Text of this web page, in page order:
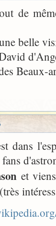
de
belle
Beaux-
dans
et